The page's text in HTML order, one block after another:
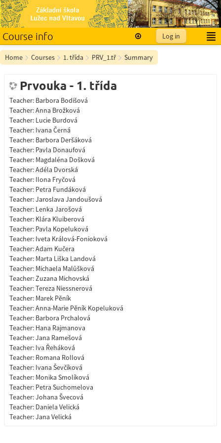
Course info
Log in
English ‎(en)‎
Home Courses 1. třída PRV_1.tř Summary
Prvouka - 1. třída
Teacher: Barbora Bodišová
Teacher:Anna Brožková
Teacher: Lucie Burdová
Teacher: Ivana Černá
Teacher: Barbora Deršáková
Teacher: Pavla Donaufová
Teacher: Magdaléna Došková
Teacher:Adéla Dvorská
Teacher: Ilona Fryčová
Teacher: Petra Fundáková
Teacher:Jaroslava Jandoušová
Teacher: Lenka Jarošová
Teacher: Klára Kluiberová
Teacher: Pavla Kopeluková
Teacher: Iveta Králová-Fonioková
Teacher:Adam Kučera
Teacher: Marta Liška Landová
Teacher: Michaela Malůšková
Teacher:Zuzana Michovská
Teacher:Tereza Niessnerová
Teacher: Marek Pěník
Teacher:Anna-Marie Pěník Kopeluková
Teacher: Barbora Prchalová
Teacher: Hana Rajmanova
Teacher:Jana Ramešová
Teacher: Iva Řeháková
Teacher: Romana Rollová
Teacher: Ivana Ševčíková
Teacher: Monika Smolíková
Teacher: Petra Suchomelova
Teacher:Johana Švecová
Teacher: Daniela Velická
Teacher:Jana Velická